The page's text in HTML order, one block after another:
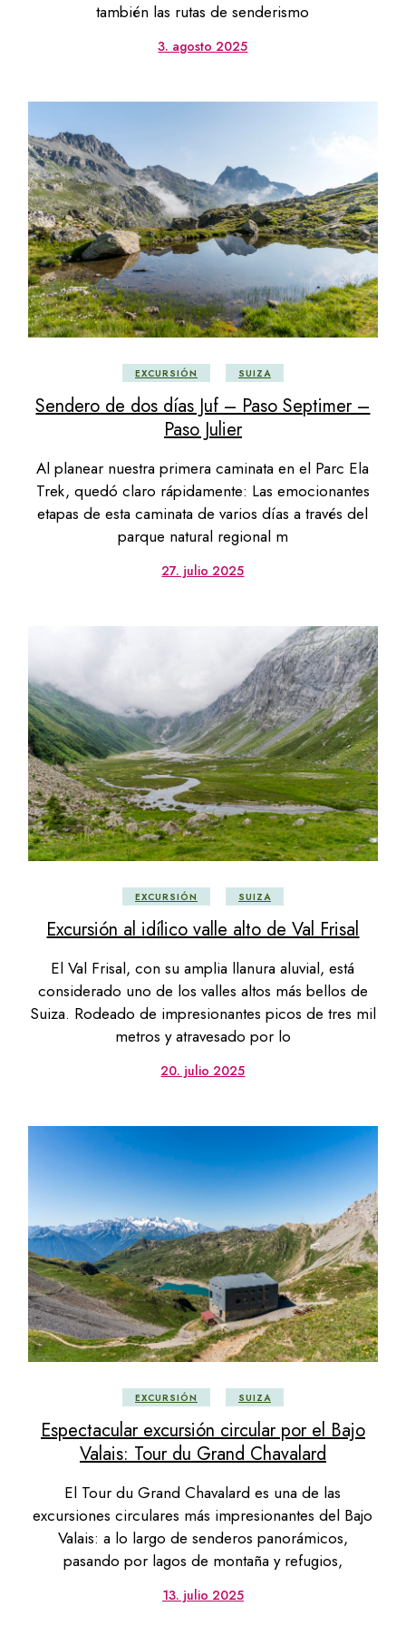
también las rutas de senderismo
3. agosto 2025
EXCURSIÓN SUIZA
Sendero de dos días Juf – Paso Septimer –
Paso Julier
Al planear nuestra primera caminata en el Parc Ela
Trek, quedó claro rápidamente: Las emocionantes
etapas de esta caminata de varios días a través del
parque natural regional m
27. julio 2025
EXCURSIÓN SUIZA
Excursión al idílico valle alto de Val Frisal
El Val Frisal, con su amplia llanura aluvial, está
considerado uno de los valles altos más bellos de
Suiza. Rodeado de impresionantes picos de tres mil
metros y atravesado por lo
20. julio 2025
EXCURSIÓN SUIZA
Espectacular excursión circular por el Bajo
Valais: Tour du Grand Chavalard
El Tour du Grand Chavalard es una de las
excursiones circulares más impresionantes del Bajo
Valais: a lo largo de senderos panorámicos,
pasando por lagos de montaña y refugios,
13. julio 2025